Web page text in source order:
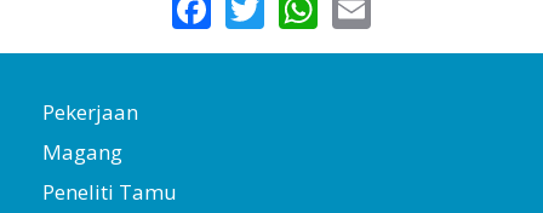
Pekerjaan
Magang
Peneliti Tamu